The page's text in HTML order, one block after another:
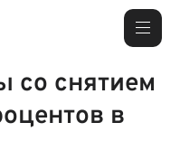
со снятием
в